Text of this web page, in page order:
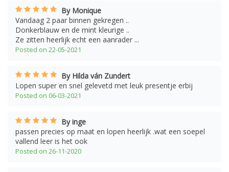
By Monique
Vandaag 2 paar binnen gekregen ..
Donkerblauw en de mint kleurige ..
Ze zitten heerlijk echt een aanrader ...
Posted on 22-05-2021
By Hilda ván Zundert
Lopen super en snel gelevetd met leuk presentje erbij
Posted on 06-03-2021
By inge
passen precies op maat en lopen heerlijk .wat een soepel
vallend leer is het ook
Posted on 26-11-2020